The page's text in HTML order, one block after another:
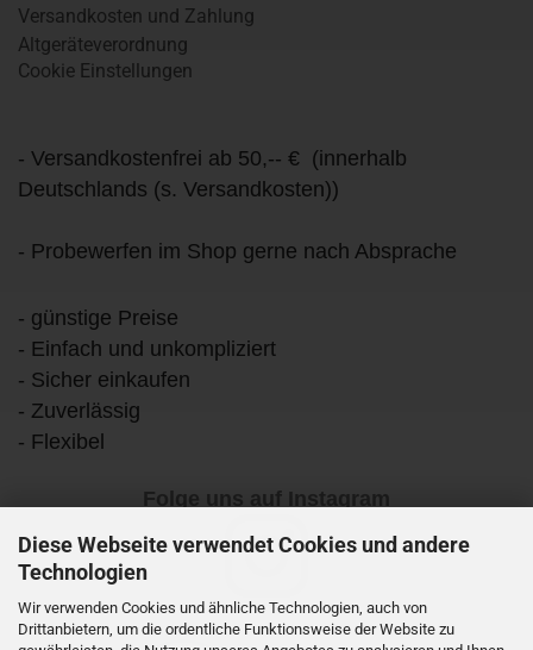
Diese Webseite verwendet Cookies und andere
Technologien
Wir verwenden Cookies und ähnliche Technologien, auch von
Drittanbietern, um die ordentliche Funktionsweise der Website zu
Versandkosten und Zahlung
Altgeräteverordnung
Cookie Einstellungen
- Versandkostenfrei ab 50,-- € (innerhalb
Deutschlands (s. Versandkosten))
- Probewerfen im Shop gerne nach Absprache
- günstige Preise
- Einfach und unkompliziert
- Sicher einkaufen
- Zuverlässig
- Flexibel
Folge uns auf Instagram